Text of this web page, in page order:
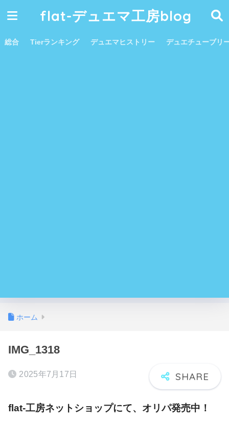
flat-デュエマ工房blog
総合 Tierランキング デュエマヒストリー デュエチューブリ
ホーム
IMG_1318
2025年7月17日
flat-工房ネットショップにて、オリパ発売中！